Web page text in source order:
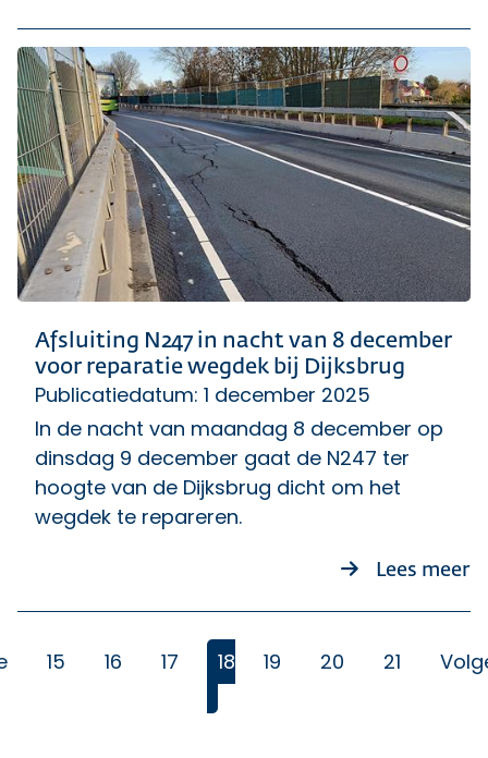
Afsluiting N247 in nacht van 8 december
voor reparatie wegdek bij Dijksbrug
Publicatiedatum: 1 december 2025
In de nacht van maandag 8 december op
dinsdag 9 december gaat de N247 ter
hoogte van de Dijksbrug dicht om het
wegdek te repareren.
Lees meer
15 16 17
18
(Huidige)
19 20 21